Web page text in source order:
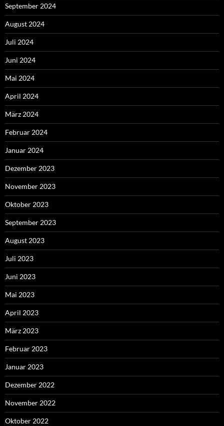
September 2024
August 2024
Juli 2024
Juni 2024
Mai 2024
April 2024
März 2024
Februar 2024
Januar 2024
Dezember 2023
November 2023
Oktober 2023
September 2023
August 2023
Juli 2023
Juni 2023
Mai 2023
April 2023
März 2023
Februar 2023
Januar 2023
Dezember 2022
November 2022
Oktober 2022